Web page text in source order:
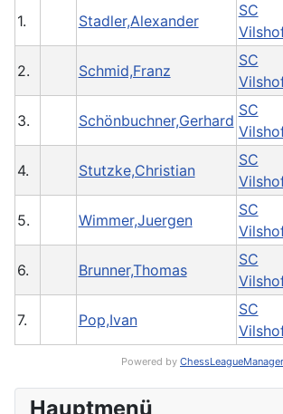
1. Stadler,Alexander
SC
2. Schmid,Franz
SC
3. Schönbuchner,Gerhard
SC
4. Stutzke,Christian
SC
5. Wimmer,Juergen
SC
6. Brunner,Thomas
SC
7. Pop,Ivan
SC
Powered by ChessLeagueManager
Hauptmenü